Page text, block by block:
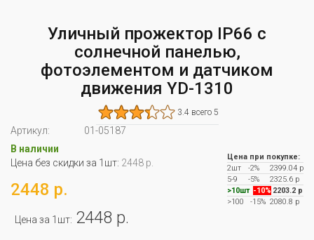
Уличный прожектор IP66 с
солнечной панелью,
фотоэлементом и датчиком
движения YD-1310
3.4 всего 5
Артикул:
01-05187
В наличии
Цена без скидки за 1шт: 2448 р.
2448 р.
Цена за 1шт: 2448 р.
Цена при покупке:
2шт
-2%
2399.04 р
5-9
-5%
2325.6 р
>10шт -10% 2203.2 р
>100
-15% 2080.8 р